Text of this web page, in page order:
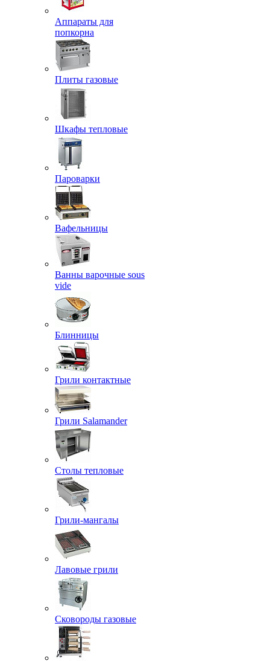
Аппараты для
попкорна
Плиты газовые
Шкафы тепловые
Пароварки
Вафельницы
Ванны варочные sous
vide
Блинницы
Грили контактные
Грили Salamander
Столы тепловые
Грили-мангалы
Лавовые грили
Сковороды газовые